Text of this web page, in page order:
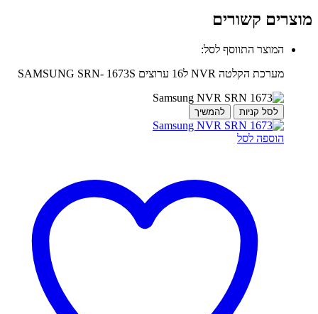
מוצרים קשורים
המוצר התווסף לסל:
מערכת הקלטה NVR ל16 ערוצים SAMSUNG SRN- 1673S
לסל קניות להמשיך
הוספה לסל